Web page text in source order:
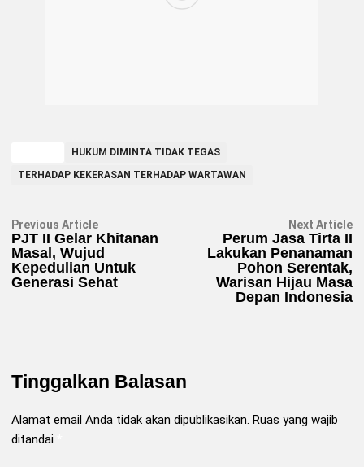
HUKUM DIMINTA TIDAK TEGAS
TERHADAP KEKERASAN TERHADAP WARTAWAN
Navigasi
pos
Previous ArticlePrevious
article:
PJT II Gelar Khitanan
Masal, Wujud
Kepedulian Untuk
Generasi Sehat
Next Article
Perum Jasa Tirta II
Lakukan Penanaman
Pohon Serentak,
Warisan Hijau Masa
Depan Indonesia
Tinggalkan Balasan
Alamat email Anda tidak akan dipublikasikan. Ruas yang wajib
ditandai